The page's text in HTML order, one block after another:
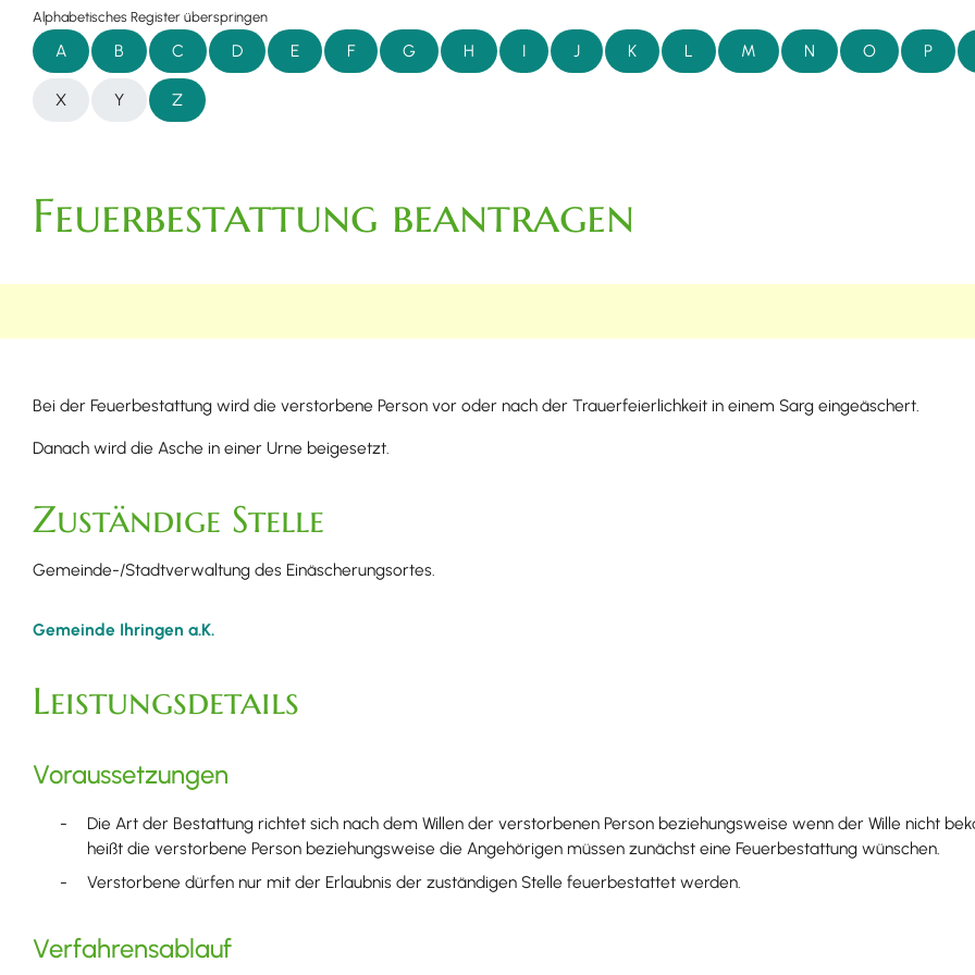
Alphabetisches Register überspringen
A B C D E F G H I J K L M N O P
X Y Z
Feuerbestattung beantragen
Bei der Feuerbestattung wird die verstorbene Person vor oder nach der Trauerfeierlichkeit in einem Sarg eingeäschert.
Danach wird die Asche in einer Urne beigesetzt.
Zuständige Stelle
Gemeinde-/Stadtverwaltung des Einäscherungsortes.
Gemeinde Ihringen a.K.
Leistungsdetails
Voraussetzungen
Die Art der Bestattung richtet sich nach dem Willen der verstorbenen Person beziehungsweise wenn der Wille nicht
heißt die verstorbene Person beziehungsweise die Angehörigen müssen zunächst eine Feuerbestattung wünschen.
Verstorbene dürfen nur mit der Erlaubnis der zuständigen Stelle feuerbestattet werden.
Verfahrensablauf